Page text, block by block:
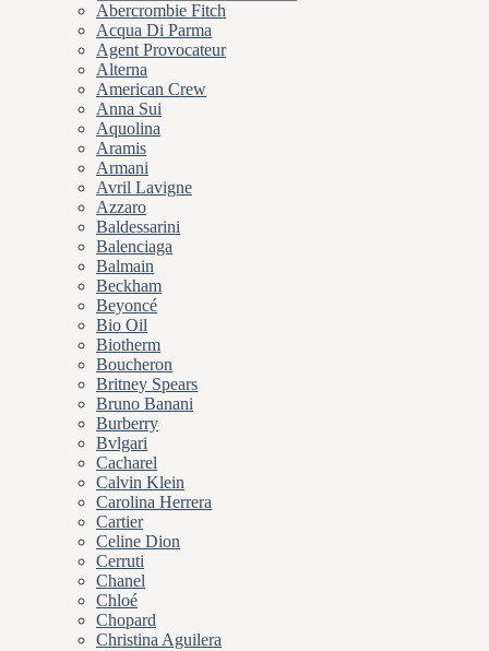
Abercrombie Fitch
Acqua Di Parma
Agent Provocateur
Alterna
American Crew
Anna Sui
Aquolina
Aramis
Armani
Avril Lavigne
Azzaro
Baldessarini
Balenciaga
Balmain
Beckham
Beyoncé
Bio Oil
Biotherm
Boucheron
Britney Spears
Bruno Banani
Burberry
Bvlgari
Cacharel
Calvin Klein
Carolina Herrera
Cartier
Celine Dion
Cerruti
Chanel
Chloé
Chopard
Christina Aguilera